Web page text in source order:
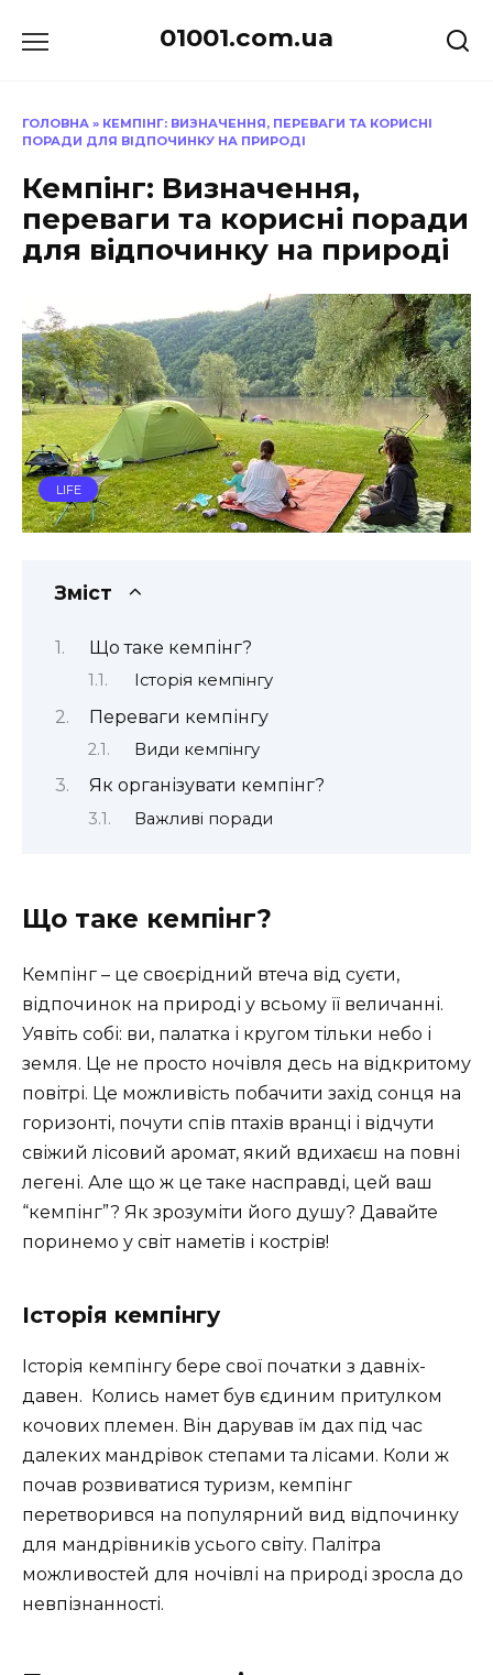
до
01001.com.ua
ГОЛОВНА » КЕМПІНГ: ВИЗНАЧЕННЯ, ПЕРЕВАГИ ТА КОРИСНІ
ПОРАДИ ДЛЯ ВІДПОЧИНКУ НА ПРИРОДІ
Кемпінг: Визначення,
переваги та корисні поради
для відпочинку на природі
LIFE
Зміст
Що таке кемпінг?
Історія кемпінгу
Переваги кемпінгу
Види кемпінгу
Як організувати кемпінг?
Важливі поради
Що таке кемпінг?
Кемпінг – це своєрідний втеча від суєти,
відпочинок на природі у всьому її величанні.
Уявіть собі: ви, палатка і кругом тільки небо і
земля. Це не просто ночівля десь на відкритому
повітрі. Це можливість побачити захід сонця на
горизонті, почути спів птахів вранці і відчути
свіжий лісовий аромат, який вдихаєш на повні
легені. Але що ж це таке насправді, цей ваш
“кемпінг”? Як зрозуміти його душу? Давайте
поринемо у світ наметів і кострів!
Історія кемпінгу
Історія кемпінгу бере свої початки з давніх-
давен. ️ Колись намет був єдиним притулком
кочових племен. Він дарував їм дах під час
далеких мандрівок степами та лісами. Коли ж
почав розвиватися туризм, кемпінг
перетворився на популярний вид відпочинку
для мандрівників усього світу. Палітра
можливостей для ночівлі на природі зросла до
невпізнанності.